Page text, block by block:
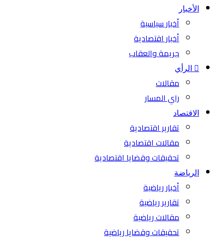
الأخبار
أخبار سياسية
أخبار اقتصادية
جريمة والعقاب
الرأي
مقالات
راي المسار
الاقتصاد
تقارير اقتصادية
مقالات اقتصادية
تحقيقات وقضايا اقتصادية
الرياضة
أخبار رياضية
تقارير رياضية
مقالات رياضية
تحقيقات وقضايا رياضية